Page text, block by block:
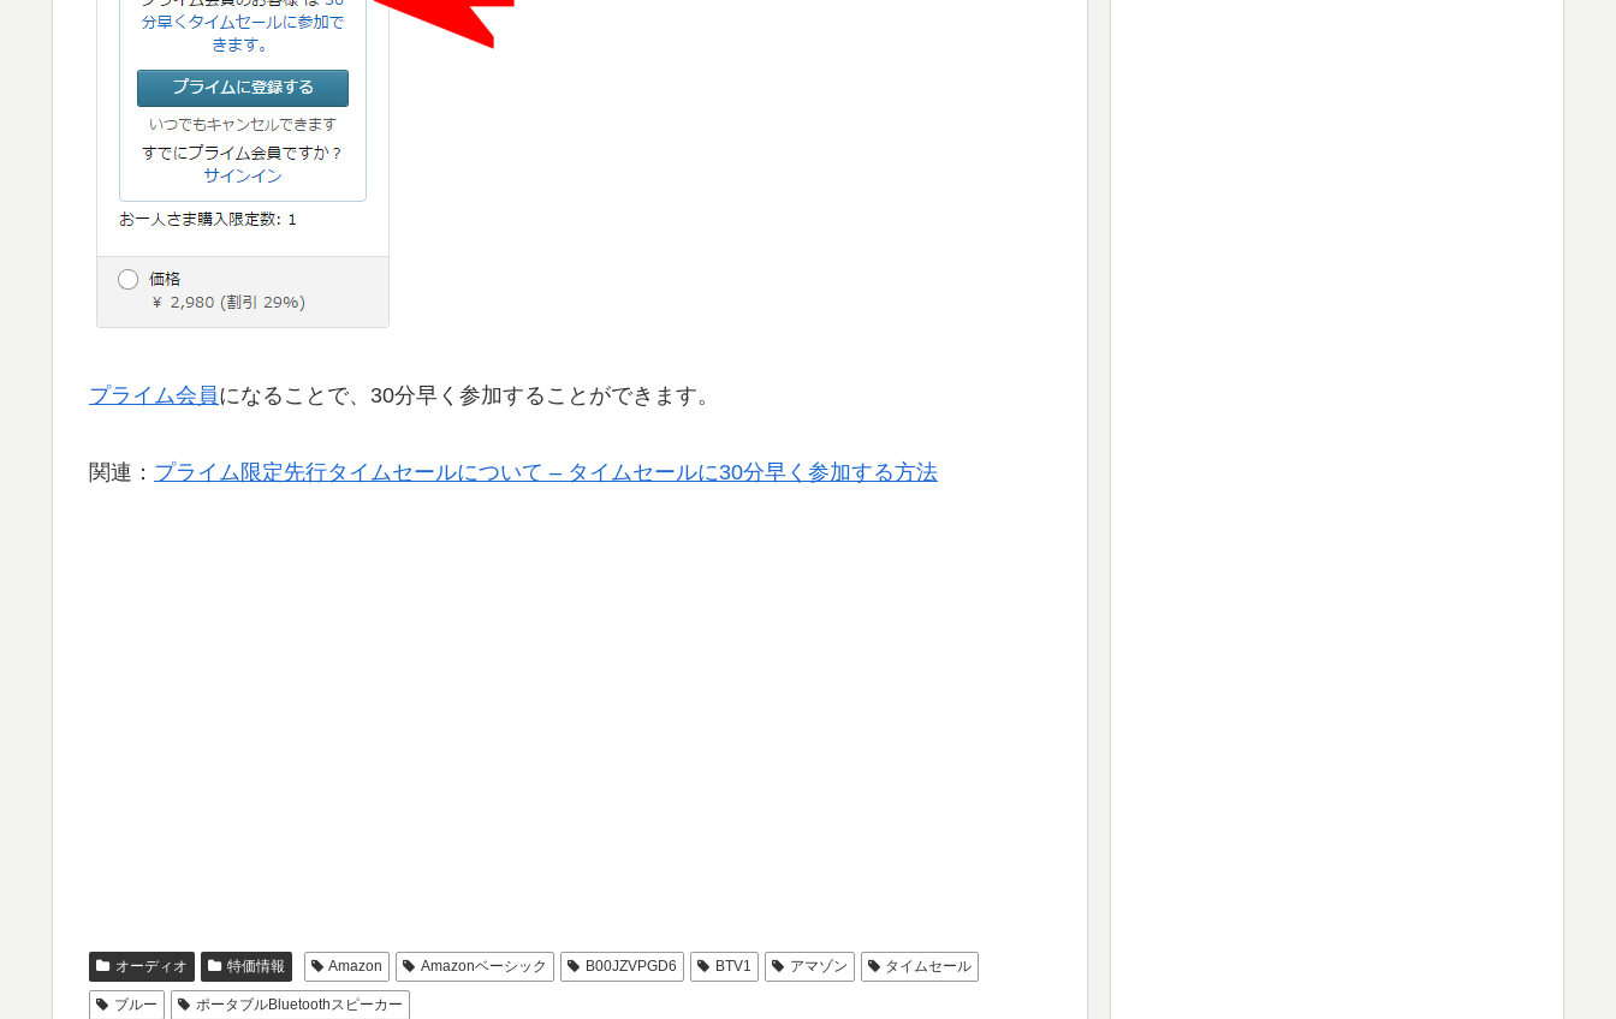
プライム会員になることで、30分早く参加することができます。
関連： プライム限定先行タイムセールについて – タイムセールに30分早く参加する方法
オーディオ 特価情報 Amazon Amazonベーシック B00JZVPGD6 BTV1 アマゾン タイムセール
ブルー ポータブルBluetoothスピーカー